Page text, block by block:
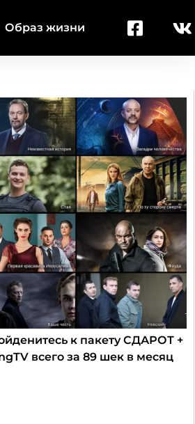
Образ жизни
к пакету СДАРОТ +
всего за 89 шек в месяц